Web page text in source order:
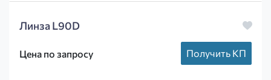
Линза L90D
Цена по запросу Получить КП